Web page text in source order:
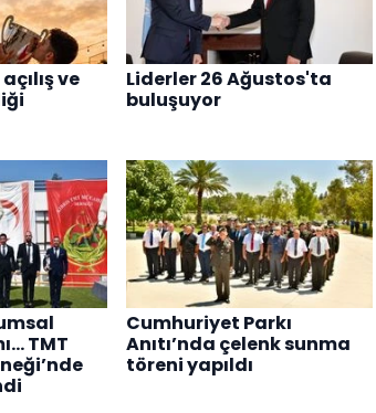
ve
Liderler 26 Ağustos'ta
buluşuyor
TMT
Cumhuriyet Parkı
Anıtı’nda çelenk sunma
töreni yapıldı